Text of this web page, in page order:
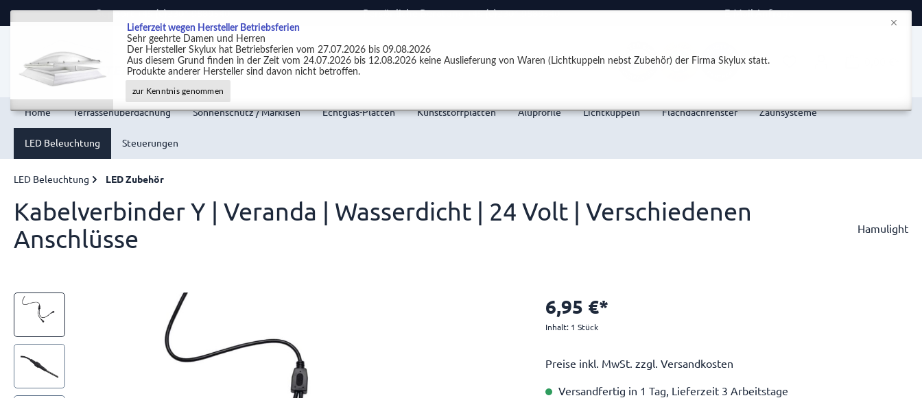
Support +49 (0)2301 9889540 Persönliche Beratung +49 (0)2301 9889540 E-Mail Anfrage
Home Terrassenüberdachung Sonnenschutz / Markisen Echtglas-Platten Kunststoffplatten Aluprofile Lichtkuppeln Flachdachfenster Zaunsysteme
LED Beleuchtung Steuerungen
LED Beleuchtung LED Zubehör
Kabelverbinder Y | Veranda | Wasserdicht | 24 Volt | Verschiedenen
Anschlüsse
Hamulight
6,95 €*
Inhalt: 1 Stück
Preise inkl. MwSt. zzgl. Versandkosten
Versandfertig in 1 Tag, Lieferzeit 3 Arbeitstage
Lieferzeit wegen Hersteller Betriebsferien
Sehr geehrte Damen und Herren
Der Hersteller Skylux hat Betriebsferien vom 27.07.2026 bis 09.08.2026
Aus diesem Grund finden in der Zeit vom 24.07.2026 bis 12.08.2026 keine Auslieferung von Waren (Lichtkuppeln nebst Zubehör) der Firma Skylux statt.
Produkte anderer Hersteller sind davon nicht betroffen.
zur Kenntnis genommen